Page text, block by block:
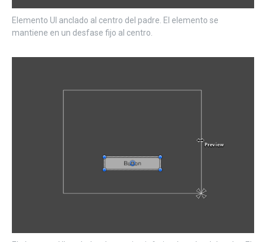
Elemento UI anclado al centro del padre. El elemento se
mantiene en un desfase fijo al centro.